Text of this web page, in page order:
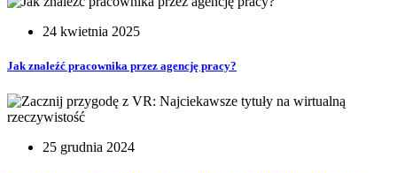
24 kwietnia 2025
Jak znaleźć pracownika przez agencję pracy?
25 grudnia 2024